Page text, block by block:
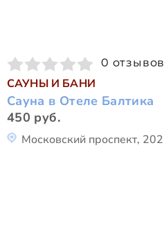
0 отзывов
САУНЫ И БАНИ
Сауна в Отеле Балтика
450 руб.
Московский проспект, 202